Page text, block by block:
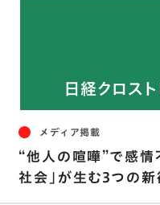
メディア掲載
“他人の喧嘩”で感
社会｣が生む3つの新